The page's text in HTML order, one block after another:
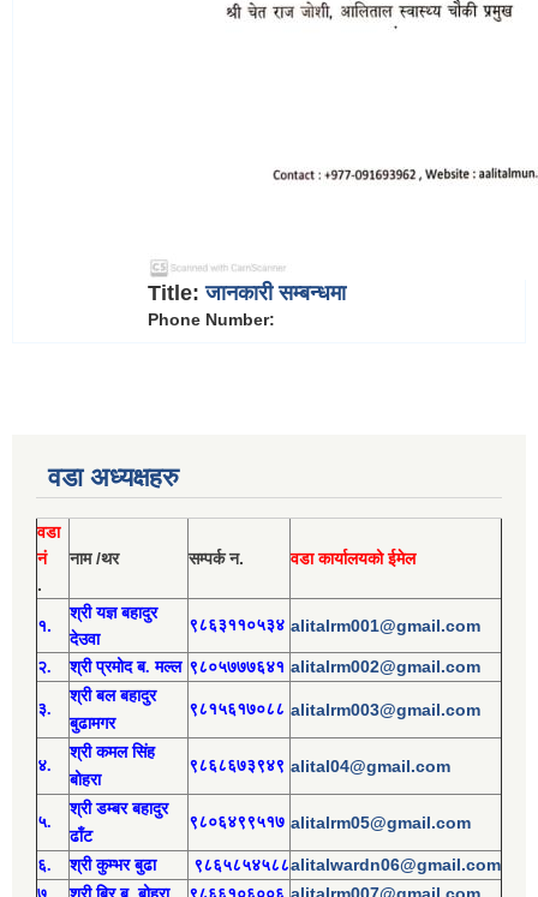
Title:जानकारी सम्बन्धमा
Phone Number:
वडा अध्यक्षहरु
वडा
नं
.
नाम /थर सम्पर्क न. वडा कार्यालयको ईमेल
१.
श्री यज्ञ बहादुर
देउवा
९८६३११०५३४ alitalrm001@gmail.com
२. श्रीप्रमोदब. मल्ल ९८०५७७७६४१ alitalrm002@gmail.com
३.
श्रीबल बहादुर
बुढामगर
९८१५६१७०८८ alitalrm003@gmail.com
४.
श्री कमल सिंह
बोहरा
९८६८६७३९४९ alital04@gmail.com
५.
श्री डम्बर बहादुर
ढाँट
९८०६४९९५१७ alitalrm05@gmail.com
६. श्री कुम्भर बुढा ९८६५८५४५८८alitalwardn06@gmail.com
alitalrm007@gmail.com